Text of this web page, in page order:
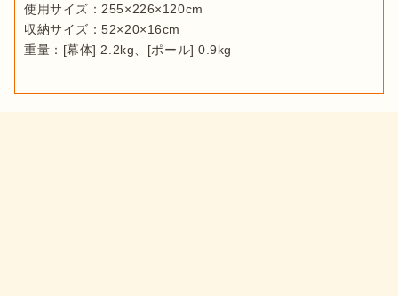
使用サイズ：255×226×120cm
収納サイズ：52×20×16cm
重量：[幕体] 2.2kg、[ポール] 0.9kg